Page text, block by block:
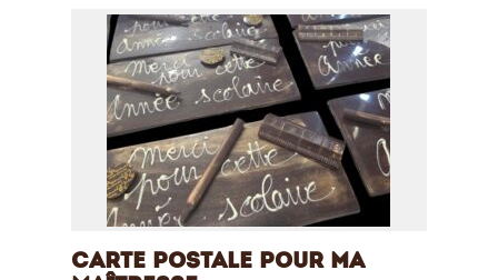
Carte Postale pour ma